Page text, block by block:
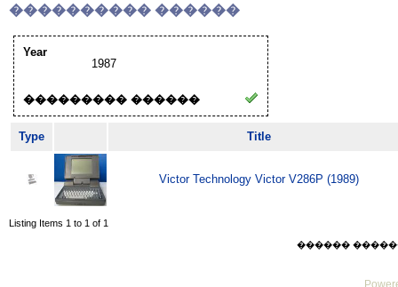
���������� ������
Year
1987
��������� ������
Type Title
Victor Technology Victor V286P (1989)
Listing Items 1 to 1 of 1
������ ������